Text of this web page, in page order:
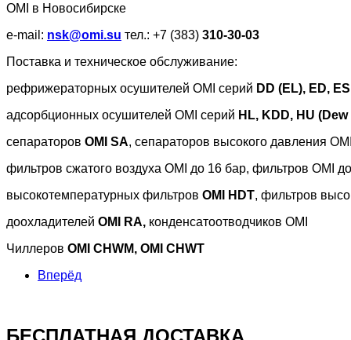
OMI в Новосибирске
e-mail: nsk@omi.su тел.: +7 (383) 310-30-03
Поставка и техническое обслуживание:
рефрижераторных осушителей OMI серий DD (EL), ED,
адсорбционных осушителей OMI серий HL, KDD, HU
сепараторов OMI SA, сепараторов высокого давления
фильтров сжатого воздуха OMI до 16 бар, фильтров OMI
высокотемпературных фильтров OMI HDT, фильтров
доохладителей OMI RA, конденсатоотводчиков OMI
Чиллеров OMI CHWM, OMI CHWT
Вперёд
БЕСПЛАТНАЯ ДОСТАВКА